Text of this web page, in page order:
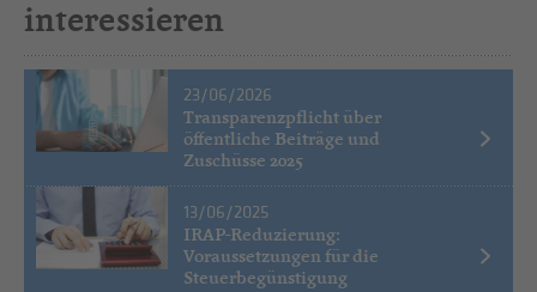
interessieren
23/06/2026
Transparenzpflicht über
öffentliche Beiträge und
Zuschüsse 2025
13/06/2025
IRAP-Reduzierung:
Voraussetzungen für die
Steuerbegünstigung